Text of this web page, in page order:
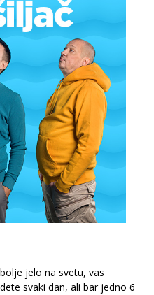
jelo na svetu, vas
svaki dan, ali bar jedno 6